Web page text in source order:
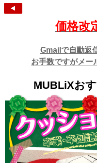
価格改
Gmailで自動返
お手数ですがメー
MUBLiXお